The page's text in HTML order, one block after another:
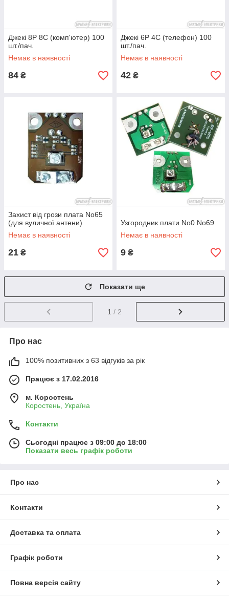
Джекі 8Р 8С (комп'ютер) 100
шт./пач.
Немає в наявності
84 ₴
Джекі 6Р 4С (телефон) 100
шт./пач.
Немає в наявності
42 ₴
Захист від грози плата No65
(для вуличної антени)
Немає в наявності
21 ₴
Узгородник плати No0 No69
Немає в наявності
9 ₴
Показати ще
1 / 2
Про нас
100% позитивних з 63 відгуків за рік
Працює з 17.02.2016
м. Коростень
Коростень, Україна
Контакти
Сьогодні працює з 09:00 до 18:00
Показати весь графік роботи
Про нас
Контакти
Доставка та оплата
Графік роботи
Повна версія сайту